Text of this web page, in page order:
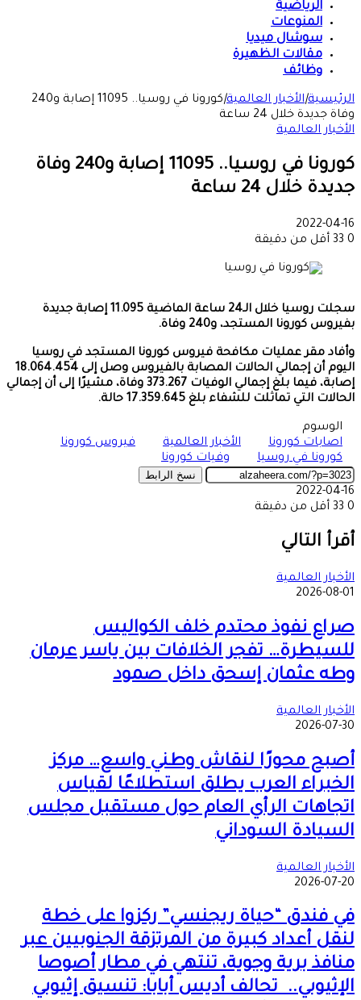
الرياضية
المنوعات
سوشال ميديا
مقالات الظهيرة
وظائف
الرئيسية|الأخبار العالمية|
كورونا في روسيا.. 11095 إصابة و240
وفاة جديدة خلال 24 ساعة
الأخبار العالمية
كورونا في روسيا.. 11095 إصابة و240 وفاة
جديدة خلال 24 ساعة
2022-04-16
0
أقل من دقيقة
سجلت روسيا خلال الـ24 ساعة الماضية 11.095 إصابة جديدة
بفيروس كورونا المستجد، و240 وفاة.
وأفاد مقر عمليات مكافحة فيروس كورونا المستجد في روسيا
اليوم أن إجمالي الحالات المصابة بالفيروس وصل إلى 18.064.454
إصابة، فيما بلغ إجمالي الوفيات 373.267 وفاة، مشيرًا إلى أن إجمالي
الحالات التي تماثلت للشفاء بلغ 17.359.645 حالة.
الوسوم
اصابات كورونا
الأخبار العالمية
فيروس كورونا
كورونا في روسيا
وفيات كورونا
نسخ الرابط
2022-04-16
0
أقل من دقيقة
عبر
البريد
أقرأ التالي
الأخبار العالمية
2026-08-01
صراع نفوذ محتدم خلف الكواليس
للسيطرة… تفجر الخلافات بين ياسر عرمان
وطه عثمان إسحق داخل صمود
الأخبار العالمية
2026-07-30
أصبح محورًا لنقاش وطني واسع… مركز
الخبراء العرب يطلق استطلاعًا لقياس
اتجاهات الرأي العام حول مستقبل مجلس
السيادة السوداني
الأخبار العالمية
2026-07-20
في فندق “حياة ريجنسي” ركزوا على خطة
لنقل أعداد كبيرة من المرتزقة الجنوبيين عبر
منافذ برية وجوية، تنتهي في مطار أصوصا
الإثيوبي.. تحالف أديس أبابا: تنسيق إثيوبي